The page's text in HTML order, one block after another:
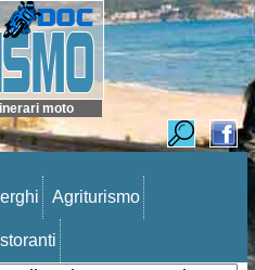
moto
Agriturismo